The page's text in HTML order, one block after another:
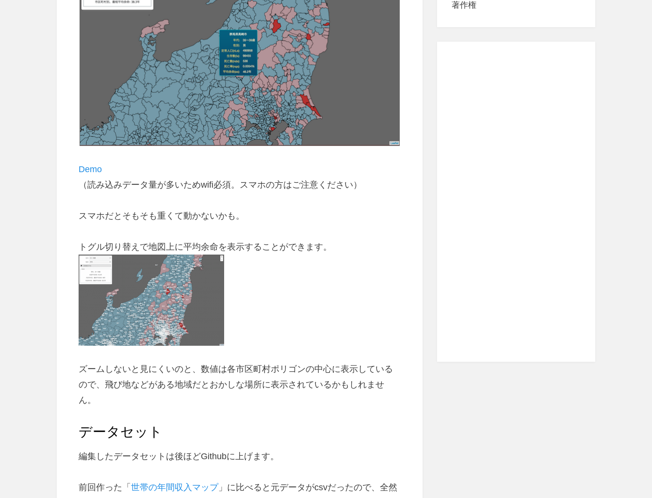
Demo
（読み込みデータ量が多いためwifi必須。スマホの方はご注意ください）
スマホだとそもそも重くて動かないかも。
トグル切り替えで地図上に平均余命を表示することができます。
ズームしないと見にくいのと、数値は各市区町村ポリゴンの中心に表示している
ので、飛び地などがある地域だとおかしな場所に表示されているかもしれませ
ん。
データセット
編集したデータセットは後ほどGithubに上げます。
前回作った「 世帯の年間収入マップ」に比べると元データがcsvだったので、全然
著作権